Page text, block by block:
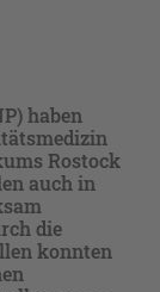
haben
Rostock
auch in
die
konnten